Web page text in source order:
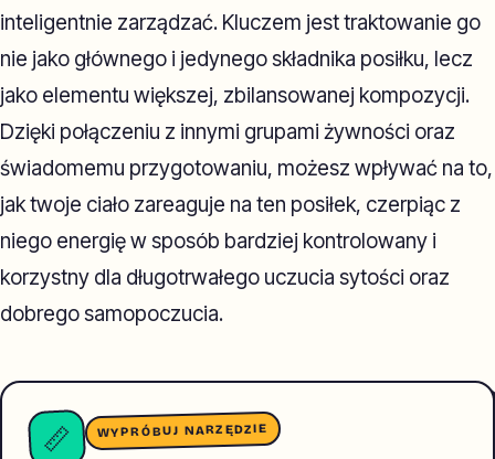
inteligentnie zarządzać. Kluczem jest traktowanie go
nie jako głównego i jedynego składnika posiłku, lecz
jako elementu większej, zbilansowanej kompozycji.
Dzięki połączeniu z innymi grupami żywności oraz
świadomemu przygotowaniu, możesz wpływać na to,
jak twoje ciało zareaguje na ten posiłek, czerpiąc z
niego energię w sposób bardziej kontrolowany i
korzystny dla długotrwałego uczucia sytości oraz
dobrego samopoczucia.
📏 WYPRÓBUJ NARZĘDZIE